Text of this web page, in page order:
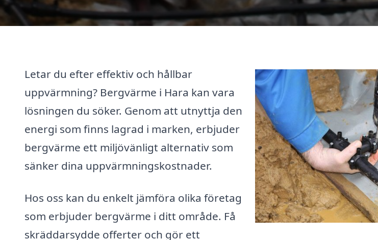
Letar du efter effektiv och hållbar
uppvärmning? Bergvärme i Hara kan vara
lösningen du söker. Genom att utnyttja den
energi som finns lagrad i marken, erbjuder
bergvärme ett miljövänligt alternativ som
sänker dina uppvärmningskostnader.
Hos oss kan du enkelt jämföra olika företag
som erbjuder bergvärme i ditt område. Få
skräddarsydde offerter och gör ett